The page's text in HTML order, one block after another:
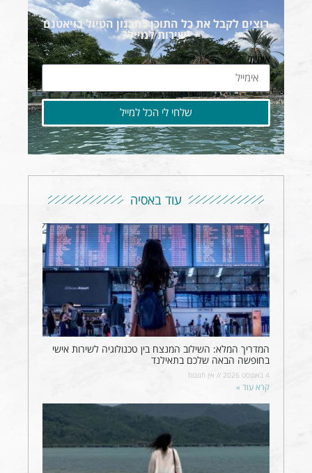
רוצים לקבל את כל התוכן לתכנון הטיול בויאטנם
ישירות למייל?
אימייל
שלחי לי הכל למייל
עוד באסיה
המדריך המלא: השילוב המנצח בין טכנולוגיה לשירות אישי
בחופשה הבאה שלכם בתאילנד
4 באוגוסט 2026 אין תגובות
קרא עוד »